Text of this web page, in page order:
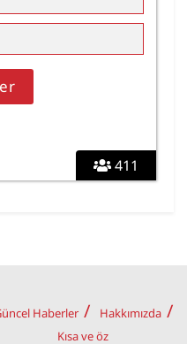
411
Haberler
Hakkımızda
Kısa ve öz